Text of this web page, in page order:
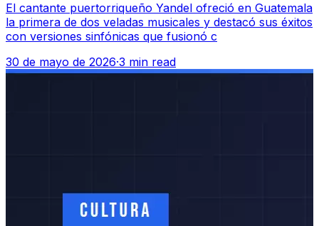
El cantante puertorriqueño Yandel ofreció en Guatemala
la primera de dos veladas musicales y destacó sus éxitos
con versiones sinfónicas que fusionó c
30 de mayo de 2026·3 min read